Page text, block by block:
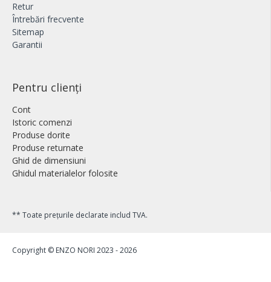
Retur
Întrebări frecvente
Sitemap
Garantii
Pentru clienți
Cont
Istoric comenzi
Produse dorite
Produse returnate
Ghid de dimensiuni
Ghidul materialelor folosite
** Toate prețurile declarate includ TVA.
Copyright © ENZO NORI 2023 - 2026